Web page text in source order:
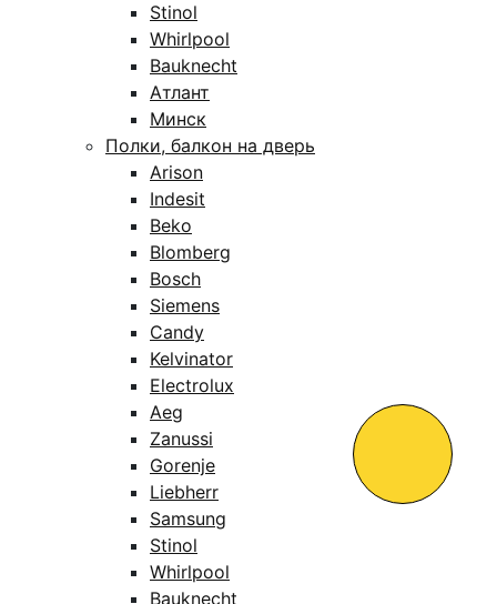
Stinol
Whirlpool
Bauknecht
Атлант
Минск
Полки, балкон на дверь
Arison
Indesit
Beko
Blomberg
Bosch
Siemens
Candy
Kelvinator
Electrolux
Aeg
Zanussi
Gorenje
Liebherr
Samsung
Stinol
Whirlpool
Bauknecht